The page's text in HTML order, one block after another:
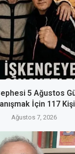
5 Ağustos
İçin 117
Ağustos 7, 2026